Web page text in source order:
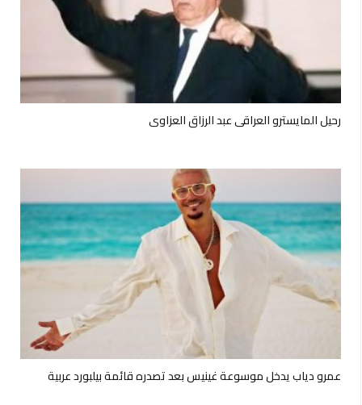
رحيل المايسترو العراقي عبد الرزاق العزاوي
عمرو دياب يدخل موسوعة غينيس بعد تصدره قائمة بيلبورد عربية